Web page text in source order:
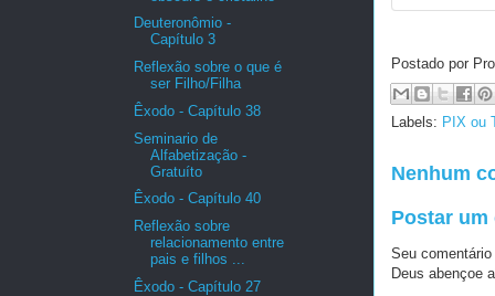
Postado por
Labels: PIX ou
Nenhum
Postar
Seu
Deus abençoe
Deuteronômio -
Capítulo 3
Reflexão sobre o que é
ser Filho/Filha
Êxodo - Capítulo 38
Seminario de
Alfabetização -
Gratuíto
Êxodo - Capítulo 40
Reflexão sobre
relacionamento entre
pais e filhos ...
Êxodo - Capítulo 27